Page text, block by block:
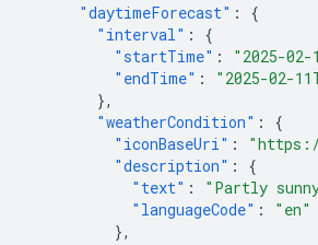
"daytimeForecast" :
{
"interval" :
{
"startTime" : "2025-02-
"endTime" :
"2025-02-
},
"weatherCondition" :
{
"iconBaseUri" :
"description" :
{
"text" : "Partly
"languageCode" :
"en"
},